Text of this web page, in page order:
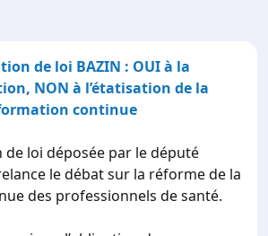
de loi BAZIN : OUI à la
NON à l’étatisation de la
continue
loi déposée par le député
le débat sur la réforme de la
des professionnels de santé.